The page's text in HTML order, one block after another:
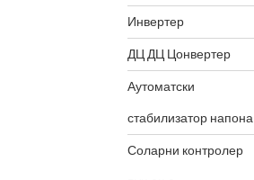
Инвертер
ДЦ ДЦ Цонвертер
Аутоматски
стабилизатор напона
Соларни контролер